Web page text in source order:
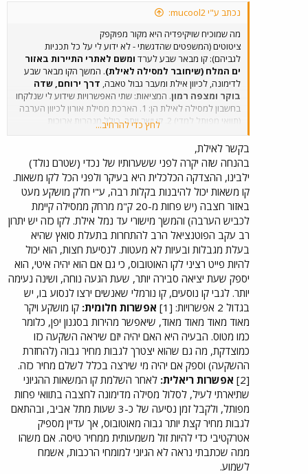
נכתב ע"י mucool2:
מה שמוכיח שויקיפדיה היא מקור מפוקפק
ציטוטים (המשפטים שהדגשתי - לא ידוע לי על כל תכניות
לגביהם): קו מבאר שבע לערד ומשם לאתרי התיירות באזור
ים המלח (שיחובר למסילה לאילת). המשך הקו מבאר שבע
לדימונה, לכיוון אילת ומעבר גבול טאבה, דרך ירוחם, שדה
בוקר ומצפה רמון. המציאות: שתי האפשרויות שידוע לי שנלקחו
בחשבון למסילה לאילת הן: 1. הארכת מסילת אורון לכיוון הערבה
(תוואי מפותל למדי) 2. קו ישר יותר, כולל מנהרות ארוכות
וגשרי-ענק, בין דימונה לאזור צומת הערבה. יש תוכנית לחבר בין
אילת וים המלח (לרכבות פוספטים), לא לחיבור לערד. ידוע לי גם
על תוכנית לחיבור ירוחם (שלוחה די קצרה מדימונה), ואני מוכן
לקבל גם מסילה עד מצפה רמון כתכנית לטווח ארוך (מאוד), אבל
נראה לי מאוד לא סביר שמסילה כזאת תמשיך עד אילת. אותו
כנ"ל לגבי ערד-ים המלח (מהסיבה שציינת - שיפוע חד מדי).יש
עוד כמה אי-דיוקים בערך הזה, וכל הסעיף "תוכניות
לטווח הרחוק" נראה כמו ערבוב בין תוכניות קיימות
לכאלה שהן לא יותר מפנטזיה.
לחץ כדי להרחיב...
בקשר לאילת,
בהנחה שזה יקרה לפני ששערותיו של נכדי (שטרם נולד)
ילבינו, ההצדקה הכלכלית היא בעיקר ולפני הכל לקו משאות.
קו משאות יכול להיבנות בקלות רבה, ע"י חלק מושקע מעט
באזור חצבה (יש פחות מ-20 ק"מ מרחק ממסילה קיימת
לכביש הערבה) והמשך מישורי עד נמל אילת. לקו כזה יש יתרון
רב עקב הפוטנציאל הרב להתחרות בתעלת סואץ שהיא
בעלת מגבלות ובעיות לא מעטות. לנסיעת חצות, הוא יכול
להיות פייט רציני לקו האוטובוס, כי גם אם הוא יהיה איטי, הוא
יספק שעת יציאה סבירה יותר, שעת הגעה נוחה, ושינה נעימה
יותר. לגבי קו נוסעים, קו נורמלי שאנשים ירצו לנסוע בו, יש
בגדול 2 אפשרויות: [1]
אפשרות חלומית: קו מושקע ויקר
מאוד מאוד מאוד מאוד, שיאפשר מהירות בסגנון יפן, כלומר
כמו מטוס. הבעיה היא האם יהיה יזם שיראה השקעה כזו
כמוצדקת, מה גם שהוא יצטרך לגבות מחיר גבוה (להחזרת
ההשקעה) וספק אם יהיה מי שירצה בכלל לשלם מחיר כזה.
[2]
אפשרות ריאלית: לאחר השלמת קו המשאות ההגיוני
שתיארתי לעיל, לסלול מסילה מדימונה לחצבה בתוואי פחות
מפותל, ולקבל זמן נסיעה של כ-3 שעות מתל אביב, ובהתאם
לגבות מחיר קצת יותר גבוה מאוטובוס, אך עדיין מספיק
אטרקטיבי כדי להיות זול משמעותית ממחיר טיסה. אם משהו
ממה שכתבתי נראה לא הגיוני למומחי הרכבות, אשמח
לשמוע.